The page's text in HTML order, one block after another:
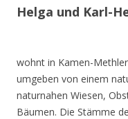
Helga und Karl-
wohnt in Kamen-
umgeben von einem
naturnahen Wiesen,
Bäumen. Die Stämme